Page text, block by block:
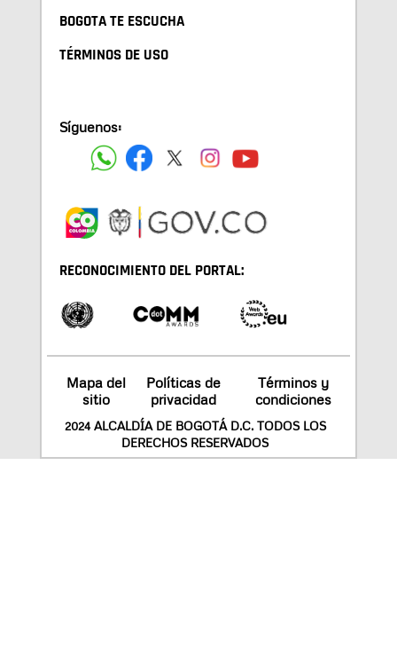
BOGOTA TE ESCUCHA
TÉRMINOS DE USO
Síguenos:
RECONOCIMIENTO DEL PORTAL:
Mapa del
sitio
Políticas de
privacidad
Términos y
condiciones
2024 ALCALDÍA DE BOGOTÁ D.C. TODOS LOS
DERECHOS RESERVADOS